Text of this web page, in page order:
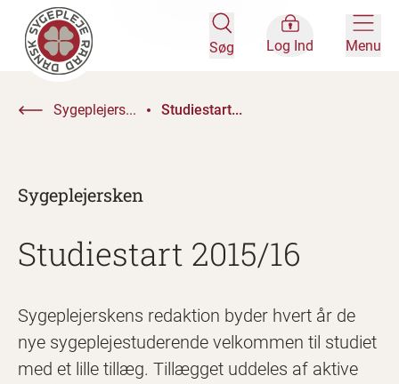
Søg Log Ind Menu
Sygeplejers... Studiestart...
Sygeplejersken
Studiestart 2015/16
Sygeplejerskens redaktion byder hvert år de
nye sygeplejestuderende velkommen til studiet
med et lille tillæg. Tillægget uddeles af aktive